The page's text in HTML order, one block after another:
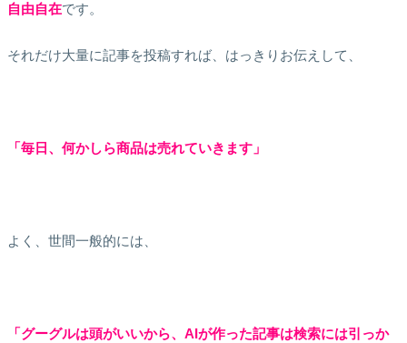
自由自在です。
それだけ大量に記事を投稿すれば、はっきりお伝えして、
「毎日、何かしら商品は売れていきます」
よく、世間一般的には、
「グーグルは頭がいいから、AIが作った記事は検索には引っか